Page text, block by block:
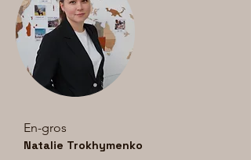
En-gros
Natalie Trokhymenko